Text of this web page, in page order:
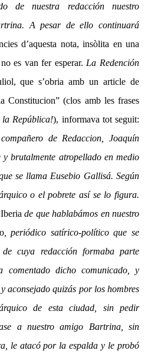
de nuestra redacción nuestro
A pesar de ello continuará
d’aquesta nota, insòlita en una
es van fer esperar. La Redención
que s’obria amb un article de
Constitucion” (clos amb les frases
la República!), informava tot seguit:
de Redaccion, Joaquín
brutalmente atropellado en medio
se llama Eusebio Gallisá. Según
o el pobrete así se lo figura.
de que hablabámos en nuestro
, periódico satírico-político que se
cuya redacción formaba parte
comentado dicho comunicado, y
aconsejado quizás por los hombres
de esta ciudad, sin pedir
a nuestro amigo Bartrina, sin
le atacó por la espalda y le probó